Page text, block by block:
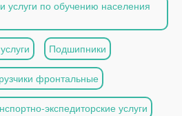
услуги по обучению населения
Подшипники
фронтальные
экспедиторские услуги